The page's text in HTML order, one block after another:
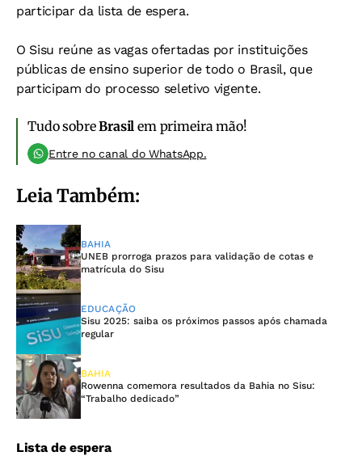
participar da lista de espera.
O Sisu reúne as vagas ofertadas por instituições
públicas de ensino superior de todo o Brasil, que
participam do processo seletivo vigente.
Tudo sobreBrasil em primeira mão!
Entre no canal do WhatsApp.
Leia Também:
BAHIA
UNEB prorroga prazos para validação de cotas e
matrícula do Sisu
EDUCAÇÃO
Sisu 2025: saiba os próximos passos após chamada
regular
BAHIA
Rowenna comemora resultados da Bahia no Sisu:
“Trabalho dedicado”
Lista de espera